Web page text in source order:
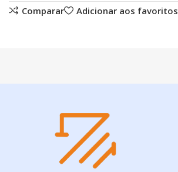
Comparar
Adicionar aos favoritos